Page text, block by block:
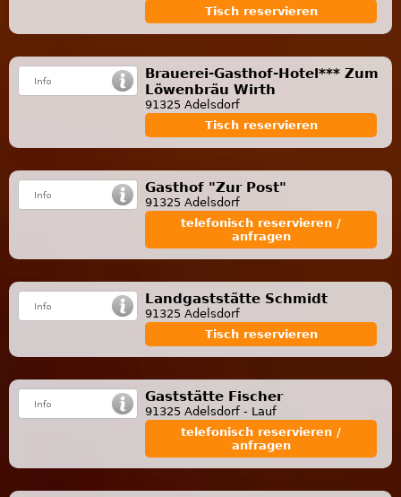
Tisch reservieren
Brauerei-Gasthof-Hotel*** Zum
Löwenbräu Wirth
91325 Adelsdorf
Tisch reservieren
Gasthof "Zur Post"
91325 Adelsdorf
telefonisch reservieren /
anfragen
Landgaststätte Schmidt
91325 Adelsdorf
Tisch reservieren
Gaststätte Fischer
91325 Adelsdorf - Lauf
telefonisch reservieren /
anfragen